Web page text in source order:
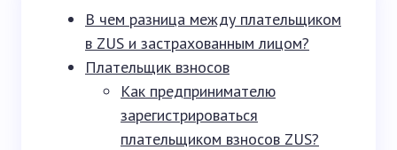
В чем разница между плательщиком
в ZUS и застрахованным лицом?
Плательщик взносов
Как предпринимателю
зарегистрироваться
плательщиком взносов ZUS?